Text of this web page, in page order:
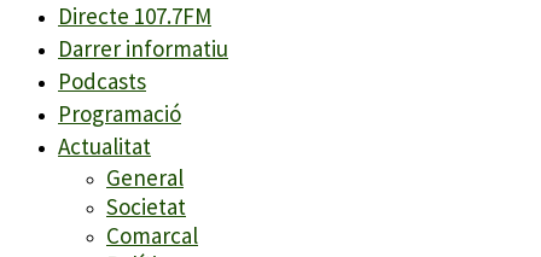
Directe 107.7FM
Darrer informatiu
Podcasts
Programació
Actualitat
General
Societat
Comarcal